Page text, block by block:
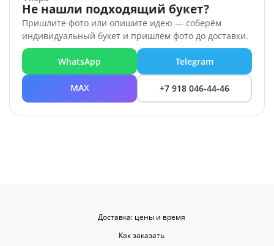
Не нашли подходящий букет?
Пришлите фото или опишите идею — соберём
индивидуальный букет и пришлём фото до доставки.
WhatsApp Telegram
MAX +7 918 046-44-46
Доставка: цены и время
Как заказать